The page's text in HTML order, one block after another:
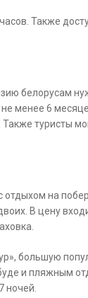
Также
белорусам
менее 6
туристы
отдыхом на
В цену
большую
и пляжным
ночей.